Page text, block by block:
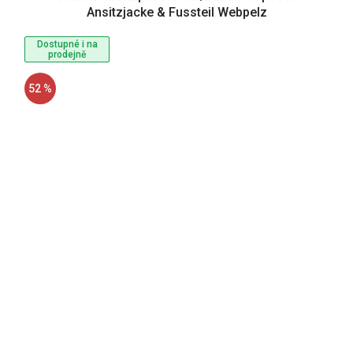
Dostupné i na
prodejně
52 %
Ansitzjacke & Fussteil Webpelz